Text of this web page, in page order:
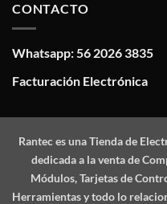
CONTACTO
Whatsapp: 56 2026 3835
Facturación Electrónica
Ranteces una Tienda de
dedicada a la venta de
Módulos, Tarjetas de
Herramientas y todo lo